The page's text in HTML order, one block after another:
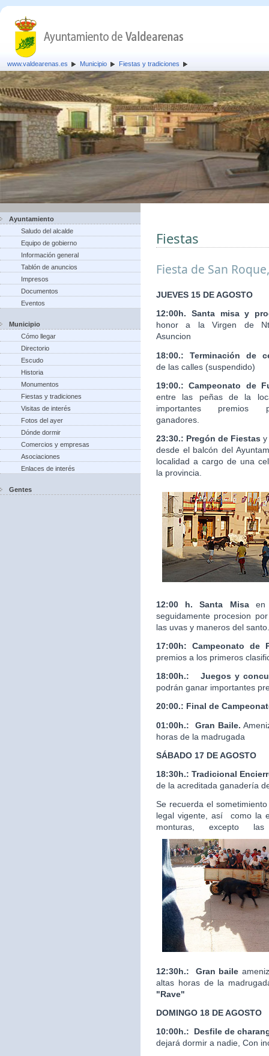
www.valdearenas.es Municipio Fiestas y tradiciones
Ayuntamiento
Saludo del alcalde
Equipo de gobierno
Información general
Tablón de anuncios
Impresos
Documentos
Eventos
Municipio
Cómo llegar
Directorio
Escudo
Historia
Monumentos
Fiestas y tradiciones
Visitas de interés
Fotos del ayer
Dónde dormir
Comercios y empresas
Asociaciones
Enlaces de interés
Gentes
Fiestas
Fiesta de San
JUEVES 15 DE AGOSTO
12:00h. Santa misa y
honor a la Virgen de
Asuncion
18:00.: Terminación de
de las calles (suspendido)
19:00.: Campeonato de
entre las peñas de la
importantes premios
ganadores.
23:30.: Pregón de Fiestas y
desde el balcón del
localidad a cargo de una
la provincia.
12:00 h. Santa Misaen
seguidamente procesion
las uvas y maneros del santo.
17:00h: Campeonato de
premios a los primeros
18:00h.:
Juegos y
podrán ganar importantes
20:00.: Final de
01:00h.: Gran Baile.
horas de la madrugada
SÁBADO 17 DE AGOSTO
18:30h.: Tradicional
de la acreditada ganadería
Se recuerda el
legal vigente, así como la
monturas, excepto
12:30h.: Gran baile
altas horas de la
"Rave"
DOMINGO 18 DE AGOSTO
10:00h.:
Desfile de
dejará dormir a nadie, Con